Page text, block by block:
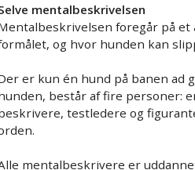
mentalbeskrivelsen
foregår på
og hvor hunden kan
er kun én hund på banen ad
består af fire personer:
testledere og
mentalbeskrivere er